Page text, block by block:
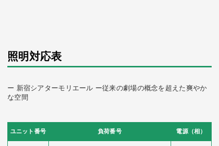
照明対応表
ー 新宿シアターモリエール ー従来の劇場の概念を超えた爽やか
な空間
ユニット番号 負荷番号 電源（相）